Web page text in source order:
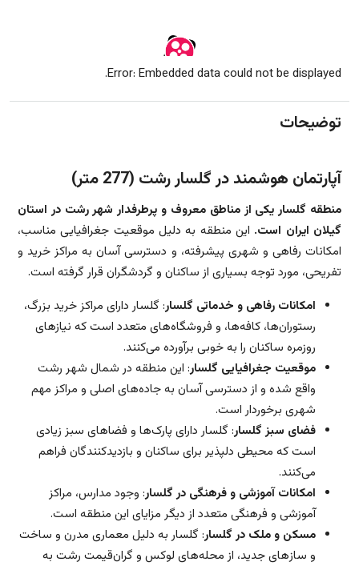
Error: Embedded data could not be displayed.
توضیحات
آپارتمان هوشمند در گلسار رشت (277 متر)
منطقه گلسار یکی از مناطق معروف و پرطرفدار شهر رشت در استان
گیلان ایران است. این منطقه به دلیل موقعیت جغرافیایی مناسب،
امکانات رفاهی و شهری پیشرفته، و دسترسی آسان به مراکز خرید و
تفریحی، مورد توجه بسیاری از ساکنان و گردشگران قرار گرفته است.
امکانات رفاهی و خدماتی گلسار: گلسار دارای مراکز خرید بزرگ،
رستوران‌ها، کافه‌ها، و فروشگاه‌های متعدد است که نیازهای
روزمره ساکنان را به خوبی برآورده می‌کنند.
موقعیت جغرافیایی گلسار: این منطقه در شمال شهر رشت
واقع شده و از دسترسی آسان به جاده‌های اصلی و مراکز مهم
شهری برخوردار است.
فضای سبز گلسار: گلسار دارای پارک‌ها و فضاهای سبز زیادی
است که محیطی دلپذیر برای ساکنان و بازدیدکنندگان فراهم
می‌کنند.
امکانات آموزشی و فرهنگی در گلسار: وجود مدارس، مراکز
آموزشی و فرهنگی متعدد از دیگر مزایای این منطقه است.
مسکن و ملک در گلسار: گلسار به دلیل معماری مدرن و ساخت
و ساز‌های جدید، از محله‌های لوکس و گران‌قیمت رشت به